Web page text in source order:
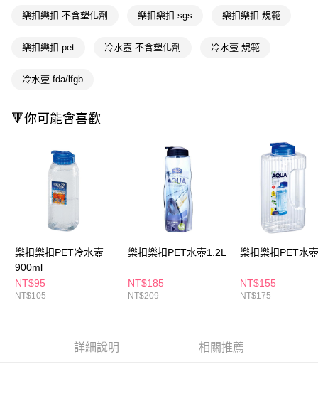
２．便利：只要手機號碼，簡訊認證，即可結帳。
【「AFTEE先享後付」結帳流程】
結帳頁面，進行簡訊認證並確認金額後，即可完成結帳。
ATM／網路銀行／等多元方式進行付款，方視為交易完成。
購買商品的店家。未經商家同意取消之訂單仍視為有效，需透過AFTEE先享
後付繳納相關費用。
※ 交易是否成功請以「AFTEE先享後付 」之結帳頁面顯示為準，若有關於
是否繳費成功／繳費後需取消欲退款等相關疑問，請聯繫「AFTEE先享後付
客戶支援中心」
https://netprotections.freshdesk.com/support/home
【注意事項】
１．透過由恩沛科技股份有限公司提供之「AFTEE先享後付」服務完成之交
權轉讓予恩沛科技股份有限公司。
２．關於個人資料處理事宜，請瀏覽以下網址：
https://aftee.tw/terms/#terms3
３．未成年的使用者請事先徵得法定代理人或監護人之同意方可使用
時審查核予不同之上限額度；若仍有額度不足之情形，本公司將視審查結果
每筆NT$65，滿NT$390(含以上)免運費
付款後全家取貨
萊爾富取貨付款
付款後萊爾富取貨
每筆NT$65，滿NT$490(含以上)免運費
每筆NT$65，滿NT$490(含以上)免運費
付款後7-11取貨
每筆NT$65，滿NT$490(含以上)免運費
付款後寶雅門市自取(由倉庫統一出貨)
樂扣樂扣 不含塑化劑 樂扣樂扣 sgs 樂扣樂扣 規範
樂扣樂扣 pet 冷水壼 不含塑化劑 冷水壼 規範
冷水壼 fda/lfgb
🔻你可能會喜歡
樂扣樂扣PET冷水壼
900ml
NT$95
NT$105
樂扣樂扣PET水壺1.2L
NT$185
NT$209
樂扣樂扣PET水
NT$155
NT$175
詳細說明 相關推薦